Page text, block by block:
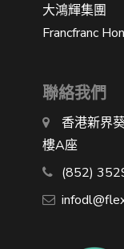
大鴻輝集團
Francfranc
聯絡我們
香港新界
樓A座
(852)